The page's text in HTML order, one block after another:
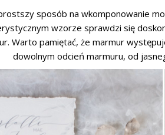
sposób na wkomponowanie
wzorze sprawdzi się
Warto pamiętać, że marmur
dowolnym odcień marmuru, od